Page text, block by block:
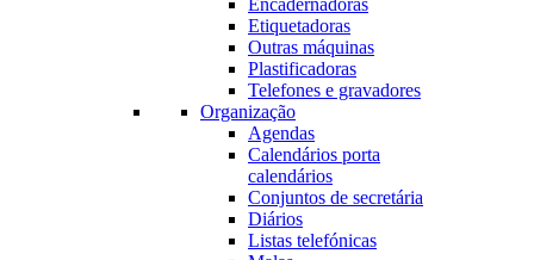
Encadernadoras
Etiquetadoras
Outras máquinas
Plastificadoras
Telefones e gravadores
Organização
Agendas
Calendários porta
calendários
Conjuntos de secretária
Diários
Listas telefónicas